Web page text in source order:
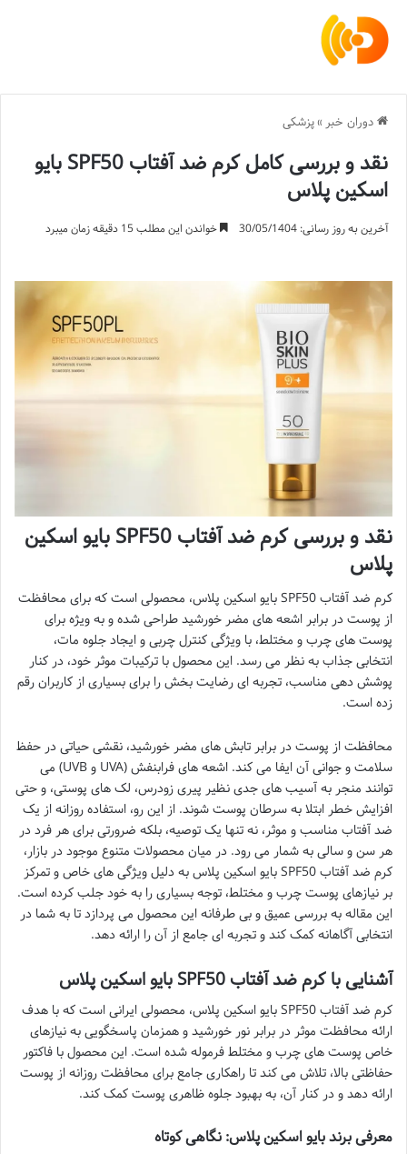
دوران خبر »پزشکی
نقد و بررسی کامل کرم ضد آفتاب SPF50 بایو
اسکین پلاس
آخرین به روز رسانی: 30/05/1404 خواندن این مطلب 15 دقیقه زمان میبرد
نقد و بررسی کرم ضد آفتاب SPF50 بایو اسکین
پلاس
کرم ضد آفتاب SPF50 بایو اسکین پلاس، محصولی است که برای محافظت
از پوست در برابر اشعه های مضر خورشید طراحی شده و به ویژه برای
پوست های چرب و مختلط، با ویژگی کنترل چربی و ایجاد جلوه مات،
انتخابی جذاب به نظر می رسد. این محصول با ترکیبات موثر خود، در کنار
پوشش دهی مناسب، تجربه ای رضایت بخش را برای بسیاری از کاربران رقم
زده است.
محافظت از پوست در برابر تابش های مضر خورشید، نقشی حیاتی در حفظ
سلامت و جوانی آن ایفا می کند. اشعه های فرابنفش (UVA و UVB) می
توانند منجر به آسیب های جدی نظیر پیری زودرس، لک های پوستی، و حتی
افزایش خطر ابتلا به سرطان پوست شوند. از این رو، استفاده روزانه از یک
ضد آفتاب مناسب و موثر، نه تنها یک توصیه، بلکه ضرورتی برای هر فرد در
هر سن و سالی به شمار می رود. در میان محصولات متنوع موجود در بازار،
کرم ضد آفتاب SPF50 بایو اسکین پلاس به دلیل ویژگی های خاص و تمرکز
بر نیازهای پوست چرب و مختلط، توجه بسیاری را به خود جلب کرده است.
این مقاله به بررسی عمیق و بی طرفانه این محصول می پردازد تا به شما در
انتخابی آگاهانه کمک کند و تجربه ای جامع از آن را ارائه دهد.
آشنایی با کرم ضد آفتاب SPF50 بایو اسکین پلاس
کرم ضد آفتاب SPF50 بایو اسکین پلاس، محصولی ایرانی است که با هدف
ارائه محافظت موثر در برابر نور خورشید و همزمان پاسخگویی به نیازهای
خاص پوست های چرب و مختلط فرموله شده است. این محصول با فاکتور
حفاظتی بالا، تلاش می کند تا راهکاری جامع برای محافظت روزانه از پوست
ارائه دهد و در کنار آن، به بهبود جلوه ظاهری پوست کمک کند.
معرفی برند بایو اسکین پلاس: نگاهی کوتاه